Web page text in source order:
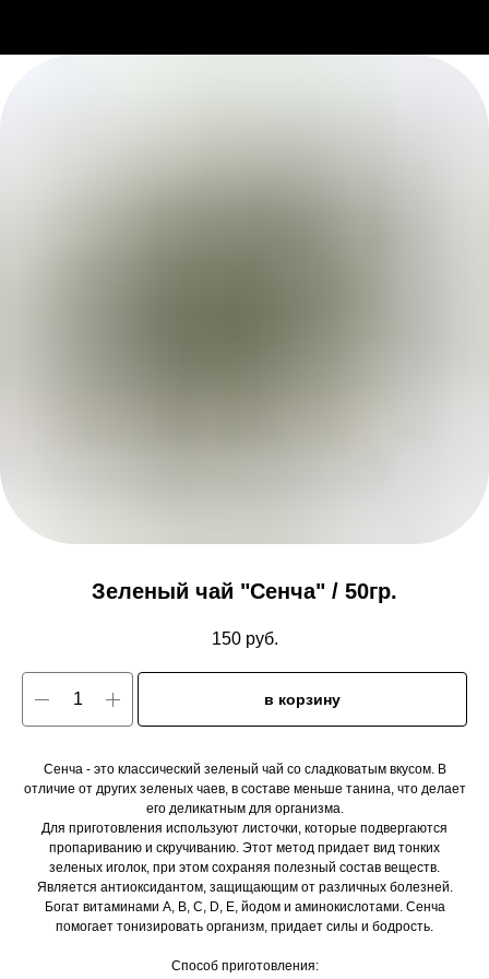
Зеленый чай "Сенча" / 50гр.
150 руб.
в корзину
Сенча - это классический зеленый чай со сладковатым вкусом. В
отличие от других зеленых чаев, в составе меньше танина, что делает
его деликатным для организма.
Для приготовления используют листочки, которые подвергаются
пропариванию и скручиванию. Этот метод придает вид тонких
зеленых иголок, при этом сохраняя полезный состав веществ.
Является антиоксидантом, защищающим от различных болезней.
Богат витаминами A, B, C, D, E, йодом и аминокислотами. Сенча
помогает тонизировать организм, придает силы и бодрость.
Способ приготовления: